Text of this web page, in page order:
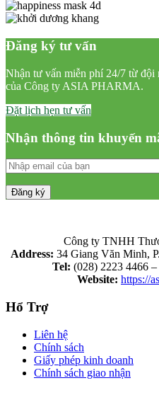
Đăng ký tư vấn
Nhận tư vấn miễn phí 24/7 từ đội
của Công ty ASIA PHARMA.
Đặt lịch hẹn tư vấn
Nhận thông tin khuyến
Công ty TNHH
Address: 34 Giang Văn Minh,
Tel: (028) 2223 4466 –
Website: https://
Hổ Trợ
Liên hệ
Chính sách
Giấy phép kinh doanh
Chính sách giao nhận